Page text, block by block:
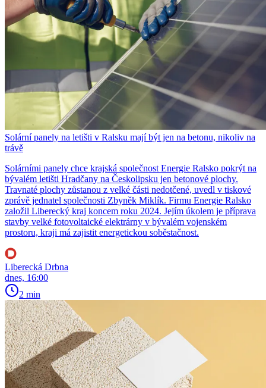
Solární panely na letišti v Ralsku mají být jen na betonu, nikoliv na
trávě
Solárními panely chce krajská společnost Energie Ralsko pokrýt na
bývalém letišti Hradčany na Českolipsku jen betonové plochy.
Travnaté plochy zůstanou z velké části nedotčené, uvedl v tiskové
zprávě jednatel společnosti Zbyněk Miklík. Firmu Energie Ralsko
založil Liberecký kraj koncem roku 2024. Jejím úkolem je příprava
stavby velké fotovoltaické elektrárny v bývalém vojenském
prostoru, kraji má zajistit energetickou soběstačnost.
Liberecká Drbna
dnes, 16:00
2 min